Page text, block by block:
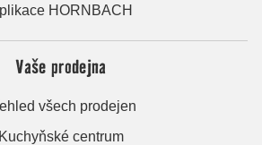
HORNBACH
Vaše prodejna
všech prodejen
Kuchyňské centrum